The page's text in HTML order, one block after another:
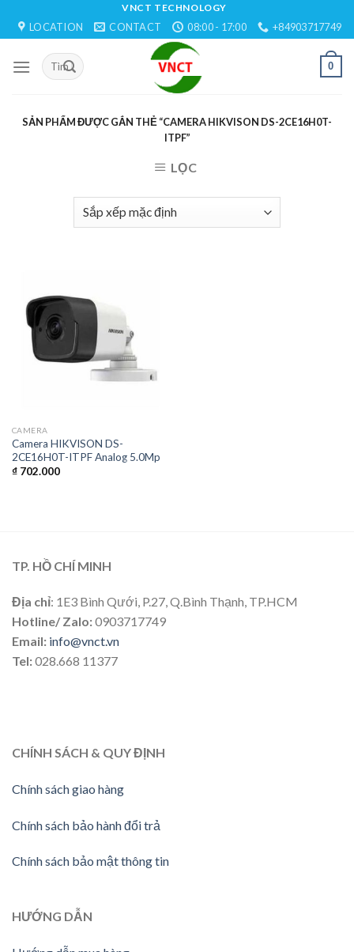
VNCT TECHNOLOGY
LOCATION CONTACT 08:00 - 17:00 +84903717749
0
SẢN PHẨM ĐƯỢC GẮN THẺ “CAMERA HIKVISON DS-2CE16H0T-
ITPF”
LỌC
CAMERA
Camera HIKVISON DS-
2CE16H0T-ITPF Analog 5.0Mp
₫702.000
TP. HỒ CHÍ MINH
Địa chỉ: 1E3 Bình Qưới, P.27, Q.Bình Thạnh, TP.HCM
Hotline/ Zalo:0903717749
Email: info@vnct.vn
Tel:028.668 11377
CHÍNH SÁCH & QUY ĐỊNH
Chính sách giao hàng
Chính sách bảo hành đổi trả
Chính sách bảo mật thông tin
HƯỚNG DẪN